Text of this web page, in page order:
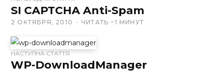
b
s
i
t
e
SI CAPTCHA Anti-Spam
2 ОКТЯБРЯ, 2010 ЧИТАТЬ ~1 МИНУТ
НАСТУПНА СТАТТЯ
WP-DownloadManager